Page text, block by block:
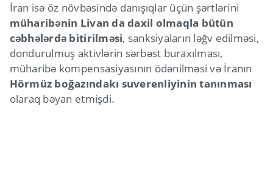
İran isə öz növbəsində danışıqlar üçün şərtlərini
müharibənin Livan da daxil olmaqla bütün
cəbhələrdə bitirilməsi, sanksiyaların ləğv edilməsi,
dondurulmuş aktivlərin sərbəst buraxılması,
müharibə kompensasiyasının ödənilməsi və İranın
Hörmüz boğazındakı suverenliyinin tanınması
olaraq bəyan etmişdi.